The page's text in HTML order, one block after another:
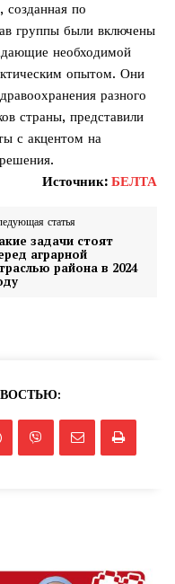
созданная по
группы были включены
необходимой
опытом. Они
разного
страны, представили
с акцентом на
Источник: БЕЛТА
статья
задачи стоят
аграрной
района в 2024